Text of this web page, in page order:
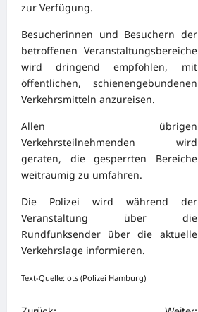
zur Verfügung.
Besucherinnen und Besuchern der
betroffenen Veranstaltungsbereiche
wird dringend empfohlen, mit
öffentlichen, schienengebundenen
Verkehrsmitteln anzureisen.
Allen übrigen
Verkehrsteilnehmenden wird
geraten, die gesperrten Bereiche
weiträumig zu umfahren.
Die Polizei wird während der
Veranstaltung über die
Rundfunksender über die aktuelle
Verkehrslage informieren.
Text-Quelle: ots (Polizei Hamburg)